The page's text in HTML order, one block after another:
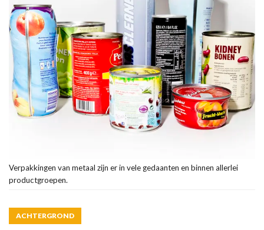
Verpakkingen van metaal zijn er in vele gedaanten en binnen allerlei
productgroepen.
ACHTERGROND